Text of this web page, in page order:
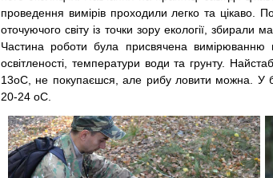
проведення вимірів проходили легко та цікаво.
оточуючого світу із точки зору екології, збирали
Частина роботи була присвячена вимірюванню
освітленості, температури води та грунту.
13оС, не покупаєшся, але рибу ловити можна. У
20-24 оС.